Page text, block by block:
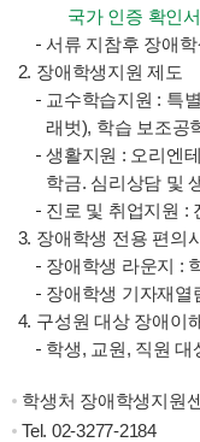
국가 인증 확인서
서류 지참후 장애
장애학생지원 제도
교수학습지원 : 특
래벗), 학습 보조공
생활지원 : 오리엔
학금. 심리상담 및
진로 및 취업지원 :
장애학생 전용 편의
장애학생 라운지 :
장애학생 기자재열
구성원 대상 장애이
학생, 교원, 직원
학생처 장애학생지원
Tel. 02-3277-2184